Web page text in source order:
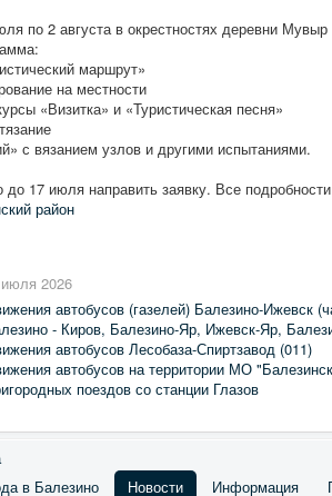
по 2 августа в окрестностях деревни
маршрут»
на местности
«Визитка» и «Туристическая песня»
с вязанием узлов и другими испытаниями.
до 17 июля направить заявку. Все
район
2026
автобусов (газелей) Балезино-Ижевск
- Киров, Балезино-Яр, Ижевск-Яр,
автобусов Лесобаза-Спиртзавод (011)
автобусов на территории МО
поездов со станции Глазов
в Балезино Новости Информация